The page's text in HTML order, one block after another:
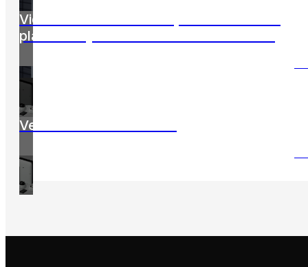
Vidéosurveillance entreprise : mettre en
place un système conforme et efficace
Verkada : Microsoft 365